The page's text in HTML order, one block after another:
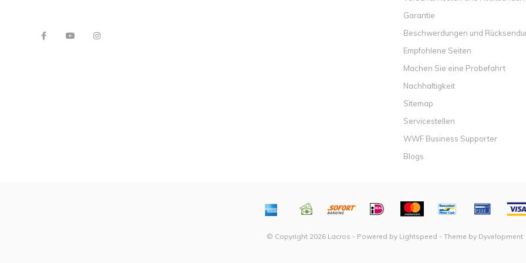
Garantie
Beschwerdungen und
Empfohlene Seiten
Machen Sie eine Probefahrt
Nachhaltigkeit
Sitemap
Servicestellen
WWF Business Supporter
Blogs
© Copyright 2026 Lacros - Powered by Lightspeed - Theme by Dyvelopment